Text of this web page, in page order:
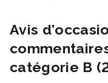
Avis
catégorie B